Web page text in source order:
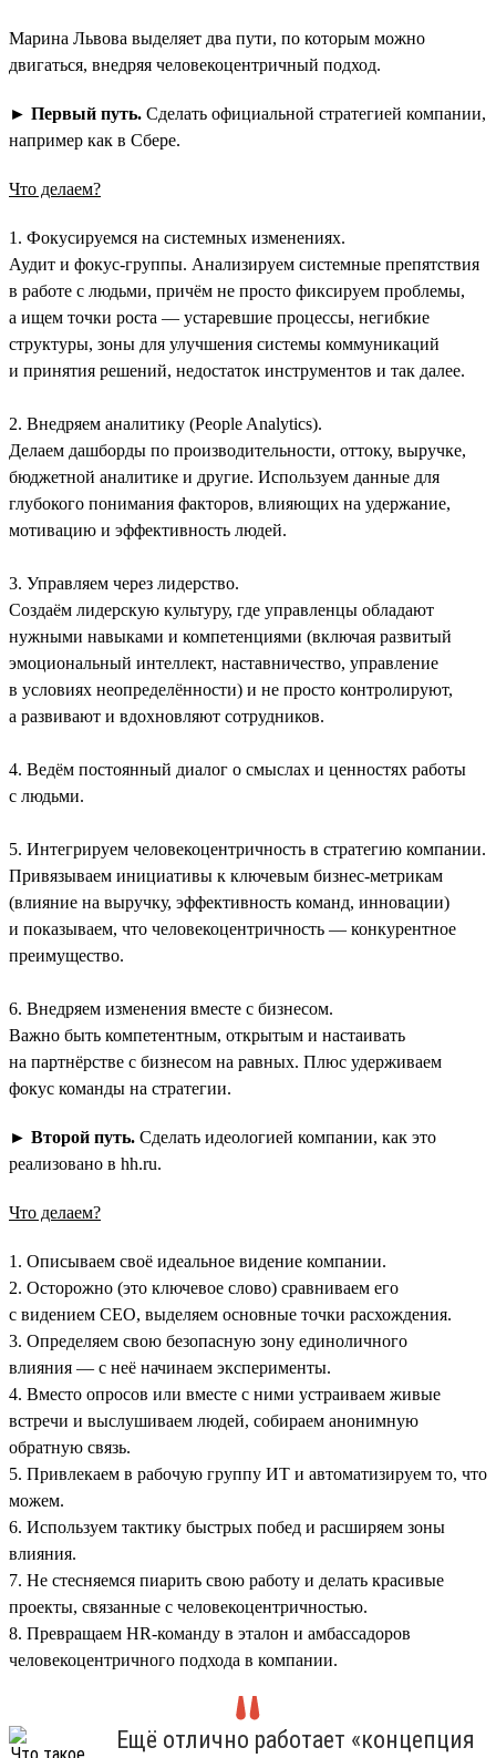
Марина Львова выделяет два пути, по которым можно
двигаться, внедряя человекоцентричный подход.
► Первый путь. Сделать официальной стратегией компании,
например как в Сбере.
Что делаем?
1. Фокусируемся на системных изменениях.
Аудит и фокус-группы. Анализируем системные препятствия
в работе с людьми, причём не просто фиксируем проблемы,
а ищем точки роста — устаревшие процессы, негибкие
структуры, зоны для улучшения системы коммуникаций
и принятия решений, недостаток инструментов и так далее.
2. Внедряем аналитику (People Analytics).
Делаем дашборды по производительности, оттоку, выручке,
бюджетной аналитике и другие. Используем данные для
глубокого понимания факторов, влияющих на удержание,
мотивацию и эффективность людей.
3. Управляем через лидерство.
Создаём лидерскую культуру, где управленцы обладают
нужными навыками и компетенциями (включая развитый
эмоциональный интеллект, наставничество, управление
в условиях неопределённости) и не просто контролируют,
а развивают и вдохновляют сотрудников.
4. Ведём постоянный диалог о смыслах и ценностях работы
с людьми.
5. Интегрируем человекоцентричность в стратегию компании.
Привязываем инициативы к ключевым бизнес-метрикам
(влияние на выручку, эффективность команд, инновации)
и показываем, что человекоцентричность — конкурентное
преимущество.
6. Внедряем изменения вместе с бизнесом.
Важно быть компетентным, открытым и настаивать
на партнёрстве с бизнесом на равных. Плюс удерживаем
фокус команды на стратегии.
► Второй путь. Сделать идеологией компании, как это
реализовано в hh.ru.
Что делаем?
1. Описываем своё идеальное видение компании.
2. Осторожно (это ключевое слово) сравниваем его
с видением СЕО, выделяем основные точки расхождения.
3. Определяем свою безопасную зону единоличного
влияния — с неё начинаем эксперименты.
4. Вместо опросов или вместе с ними устраиваем живые
встречи и выслушиваем людей, собираем анонимную
обратную связь.
5. Привлекаем в рабочую группу ИТ и автоматизируем то, что
можем.
6. Используем тактику быстрых побед и расширяем зоны
влияния.
7. Не стесняемся пиарить свою работу и делать красивые
проекты, связанные с человекоцентричностью.
8. Превращаем HR-команду в эталон и амбассадоров
человекоцентричного подхода в компании.
Ещё отлично работает «концепция